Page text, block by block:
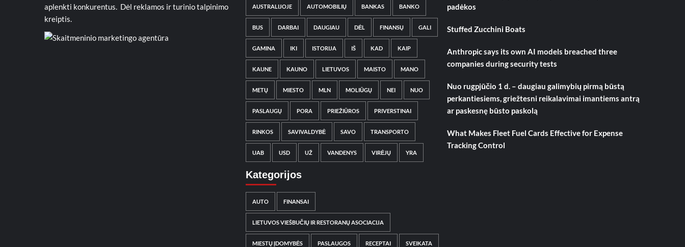
aplenkti konkurentus. Dėl reklamos ir turinio talpinimo
kreiptis.
AUSTRALIJOJE AUTOMOBILIŲ BANKAS BANKO
BUS DARBAI DAUGIAU DĖL FINANSŲ GALI
GAMINA IKI ISTORIJA IŠ KAD KAIP
KAUNE KAUNO LIETUVOS MAISTO MANO
METŲ MIESTO MLN MOLIŪGŲ NEI NUO
PASLAUGŲ PORA PRIEŽIŪROS PRIVERSTINAI
RINKOS SAVIVALDYBĖ SAVO TRANSPORTO
UAB USD UŽ VANDENYS VIRĖJŲ YRA
Kategorijos
AUTO FINANSAI
LIETUVOS VIEŠBUČIŲ IR RESTORANŲ ASOCIACIJA
MIESTŲ ĮDOMYBĖS PASLAUGOS RECEPTAI SVEIKATA
padėkos
Stuffed Zucchini Boats
Anthropic says its own AI models breached three
companies during security tests
Nuo rugpjūčio 1 d. – daugiau galimybių pirmą būstą
perkantiesiems, griežtesni reikalavimai imantiems antrą
ar paskesnę būsto paskolą
What Makes Fleet Fuel Cards Effective for Expense
Tracking Control